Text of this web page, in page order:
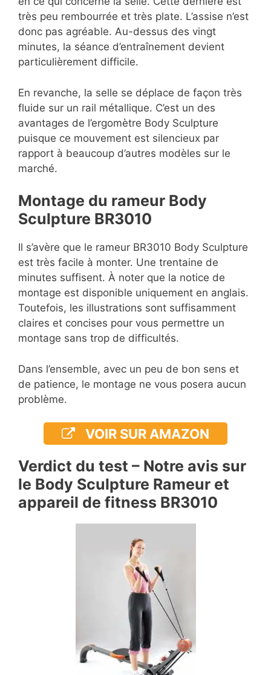
très peu rembourrée et très plate. L’assise n’est
donc pas agréable. Au-dessus des vingt
minutes, la séance d’entraînement devient
particulièrement difficile.
En revanche, la selle se déplace de façon très
fluide sur un rail métallique. C’est un des
avantages de l’ergomètre Body Sculpture
puisque ce mouvement est silencieux par
rapport à beaucoup d’autres modèles sur le
marché.
Montage du rameur Body
Sculpture BR3010
Il s’avère que le rameur BR3010 Body Sculpture
est très facile à monter. Une trentaine de
minutes suffisent. À noter que la notice de
montage est disponible uniquement en anglais.
Toutefois, les illustrations sont suffisamment
claires et concises pour vous permettre un
montage sans trop de difficultés.
Dans l’ensemble, avec un peu de bon sens et
de patience, le montage ne vous posera aucun
problème.
VOIR SUR AMAZON
Verdict du test – Notre avis sur
le Body Sculpture Rameur et
appareil de fitness BR3010